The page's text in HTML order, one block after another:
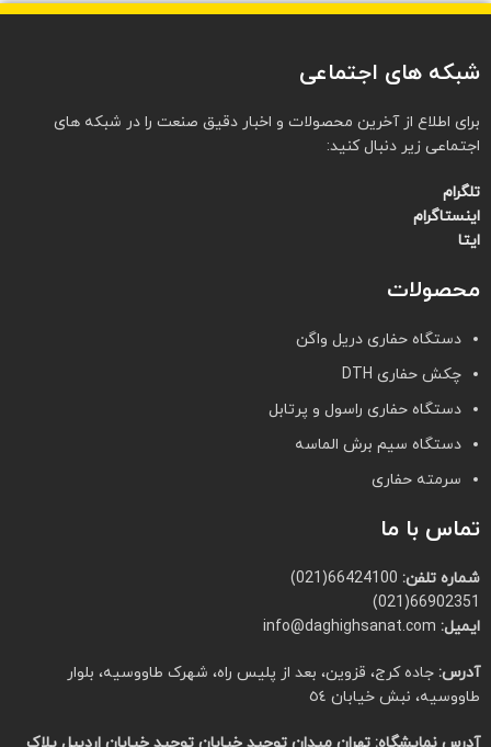
شبکه های اجتماعی
برای اطلاع از آخرین محصولات و اخبار دقیق صنعت را در شبکه های
اجتماعی زیر دنبال کنید:
تلگرام
اینستاگرام
ایتا
محصولات
دستگاه حفاری دریل واگن
چکش حفاری DTH
دستگاه حفاری راسول و پرتابل
دستگاه سیم برش الماسه
سرمته حفاری
تماس با ما
شماره تلفن:
66902351(021)
ایمیل:
آدرس: جاده کرج، قزوین، بعد از پلیس راه، شهرک طاووسیه، بلوار
طاووسیه، نبش خیابان ٥٤